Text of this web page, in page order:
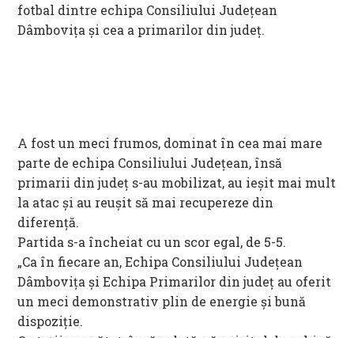
fotbal dintre echipa Consiliului Județean
Dâmbovița și cea a primarilor din județ.
A fost un meci frumos, dominat în cea mai mare
parte de echipa Consiliului Județean, însă
primarii din județ s-au mobilizat, au ieșit mai mult
la atac și au reușit să mai recupereze din
diferență.
Partida s-a încheiat cu un scor egal, de 5-5.
„Ca în fiecare an, Echipa Consiliului Județean
Dâmbovița și Echipa Primarilor din județ au oferit
un meci demonstrativ plin de energie și bună
dispoziție.